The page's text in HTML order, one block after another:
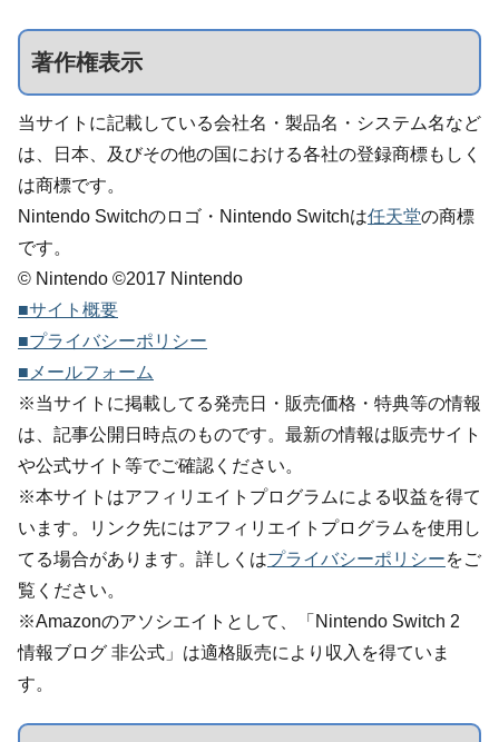
著作権表示
当サイトに記載している会社名・製品名・システム名など
は、日本、及びその他の国における各社の登録商標もしく
は商標です。
Nintendo Switchのロゴ・Nintendo Switchは任天堂の商標
です。
© Nintendo ©2017 Nintendo
■サイト概要
■プライバシーポリシー
■メールフォーム
※当サイトに掲載してる発売日・販売価格・特典等の情報
は、記事公開日時点のものです。最新の情報は販売サイト
や公式サイト等でご確認ください。
※本サイトはアフィリエイトプログラムによる収益を得て
います。リンク先にはアフィリエイトプログラムを使用し
てる場合があります。詳しくはプライバシーポリシーをご
覧ください。
※Amazonのアソシエイトとして、「Nintendo Switch 2
情報ブログ 非公式」は適格販売により収入を得ていま
す。